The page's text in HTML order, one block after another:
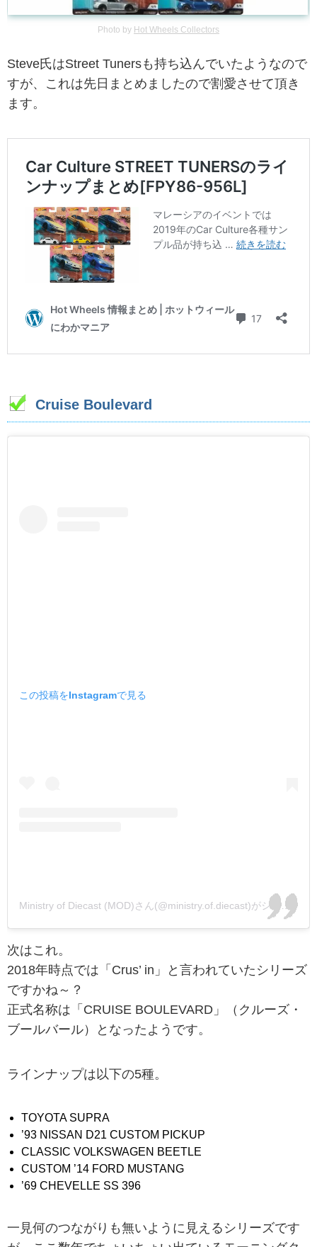
Photo by Hot Wheels Collectors
Steve氏はStreet Tunersも持ち込んでいたようなので
すが、これは先日まとめましたので割愛させて頂き
ます。
Cruise Boulevard
この投稿をInstagramで見る
Ministry of Diecast (MOD)さん(@ministry.of.diecast)がシェアした投稿
次はこれ。
2018年時点では「Crus’ in」と言われていたシリーズ
ですかね～？
正式名称は「CRUISE BOULEVARD」（クルーズ・
ブールバール）となったようです。
ラインナップは以下の5種。
TOYOTA SUPRA
’93 NISSAN D21 CUSTOM PICKUP
CLASSIC VOLKSWAGEN BEETLE
CUSTOM ’14 FORD MUSTANG
’69 CHEVELLE SS 396
一見何のつながりも無いように見えるシリーズです